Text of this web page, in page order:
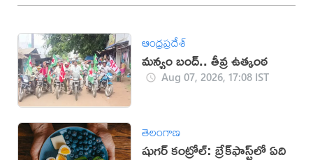
ఆంధ్రప్రదేశ్
మన్యం బంద్.. తీవ్ర ఉత్కంఠ
Aug 07, 2026, 17:08 IST
తెలంగాణ
షుగర్ కంట్రోల్: బ్రేక్‌ఫాస్ట్‌లో ఏది